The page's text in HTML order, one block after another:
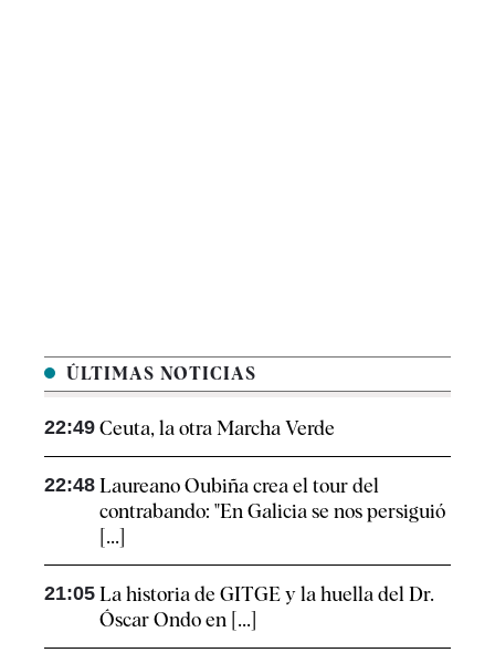
ÚLTIMAS NOTICIAS
22:49 Ceuta, la otra Marcha Verde
22:48 Laureano Oubiña crea el tour del
contrabando: "En Galicia se nos persiguió
[...]
21:05 La historia de GITGE y la huella del Dr.
Óscar Ondo en [...]